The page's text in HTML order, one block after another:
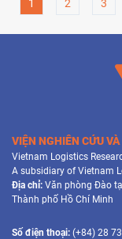
1 2 3
VIỆN NGHIÊN CỨU
Vietnam Logistics
A subsidiary of Vietnam
Địa chỉ: Văn phòng Đào
Thành phố Hồ Chí Minh
Số điện thoại: (+84) 28